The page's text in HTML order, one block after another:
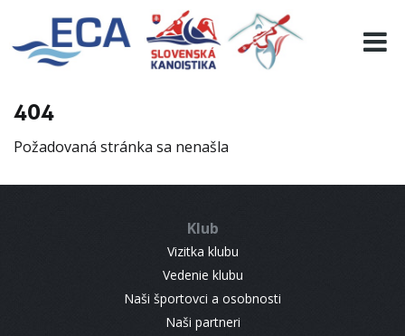
404
Požadovaná stránka sa nenašla
Klub
Vizitka klubu
Vedenie klubu
Naši športovci a osobnosti
Naši partneri
EURO 19
INFO
RESULTS
CONTACT